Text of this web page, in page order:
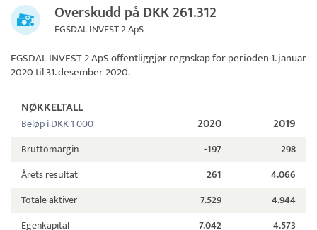
Overskudd på DKK 261.312
EGSDAL INVEST 2 ApS
EGSDAL INVEST 2 ApSoffentliggjør regnskap for perioden 1. januar
2020 til 31. desember 2020.
NØKKELTALL
Beløp i DKK 1 000 2020 2019
Bruttomargin -197
298
Årets resultat
261
4.066
Totale aktiver
7.529
4.944
Egenkapital
7.042 4.573